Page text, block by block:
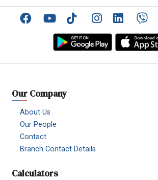
FacebookYouTubeTikTokInstagramLinkedinViber
Our Company
About Us
Our People
Contact
Branch Contact Details
Calculators